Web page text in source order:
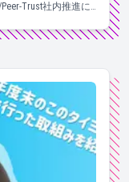
Trust社内推進に